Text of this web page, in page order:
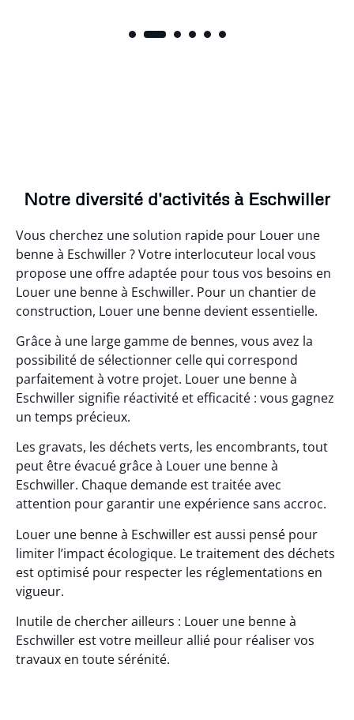
Notre diversité d'activités à Eschwiller
Vous cherchez une solution rapide pour Louer une
benne à Eschwiller ? Votre interlocuteur local vous
propose une offre adaptée pour tous vos besoins en
Louer une benne à Eschwiller. Pour un chantier de
construction, Louer une benne devient essentielle.
Grâce à une large gamme de bennes, vous avez la
possibilité de sélectionner celle qui correspond
parfaitement à votre projet. Louer une benne à
Eschwiller signifie réactivité et efficacité : vous gagnez
un temps précieux.
Les gravats, les déchets verts, les encombrants, tout
peut être évacué grâce à Louer une benne à
Eschwiller. Chaque demande est traitée avec
attention pour garantir une expérience sans accroc.
Louer une benne à Eschwiller est aussi pensé pour
limiter l’impact écologique. Le traitement des déchets
est optimisé pour respecter les réglementations en
vigueur.
Inutile de chercher ailleurs : Louer une benne à
Eschwiller est votre meilleur allié pour réaliser vos
travaux en toute sérénité.